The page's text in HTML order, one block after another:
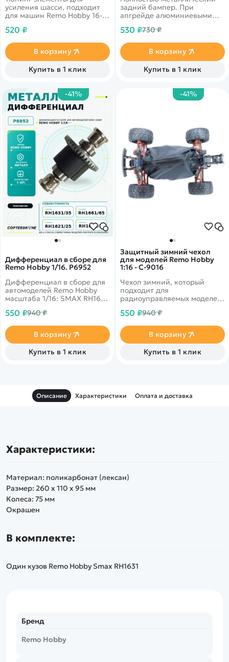
усиления шасси, подходит
для машин Remo Hobby 16-го
520 ₽
В корзину
Купить в 1 клик
задний бампер. При
апгрейде алюминиевыми
становится более крепкой и
530 ₽730 ₽
В корзину
Купить в 1 клик
-41%
Дифференциал в сборе для
Remo Hobby 1/16. P6952
Дифференциал в сборе для
автомоделей Remo Hobby
масштаба 1/16: SMAX RH1631,
550 ₽940 ₽
В корзину
Купить в 1 клик
-41%
Защитный зимний чехол
для моделей Remo Hobby
1:16 - C-9016
Чехол зимний, который
подходит для
радиоуправляемых моделей
таких как S-max, S-evor,
550 ₽940 ₽
В корзину
Купить в 1 клик
Описание Характеристики Оплата и доставка
Характеристики:
Материал: поликарбонат (лексан)
Размер: 260 x 110 x 95 мм
Колеса: 75 мм
Окрашен
В комплекте:
Один кузов Remo Hobby Smax RH1631
Бренд
Remo Hobby